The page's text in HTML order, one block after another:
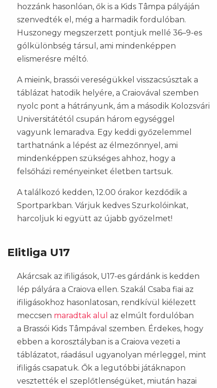
hozzánk hasonlóan, ők is a Kids Tâmpa pályáján
szenvedték el, még a harmadik fordulóban.
Huszonegy megszerzett pontjuk mellé 36–9-es
gólkülönbség társul, ami mindenképpen
elismerésre méltó.
A mieink, brassói vereségükkel visszacsúsztak a
táblázat hatodik helyére, a Craiovával szemben
nyolc pont a hátrányunk, ám a második Kolozsvári
Universitátétól csupán három egységgel
vagyunk lemaradva. Egy keddi győzelemmel
tarthatnánk a lépést az élmezőnnyel, ami
mindenképpen szükséges ahhoz, hogy a
felsőházi reményeinket életben tartsuk.
A találkozó kedden, 12.00 órakor kezdődik a
Sportparkban. Várjuk kedves Szurkolóinkat,
harcoljuk ki együtt az újabb győzelmet!
Elitliga U17
Akárcsak az ifiligások, U17-es gárdánk is kedden
lép pályára a Craiova ellen. Szakál Csaba fiai az
ifiligásokhoz hasonlatosan, rendkívül kiélezett
meccsen maradtak alul az elmúlt fordulóban
a Brassói Kids Tâmpával szemben. Érdekes, hogy
ebben a korosztályban is a Craiova vezeti a
táblázatot, ráadásul ugyanolyan mérleggel, mint
ifiligás csapatuk. Ők a legutóbbi játáknapon
vesztették el szeplőtlenségüket, miután hazai